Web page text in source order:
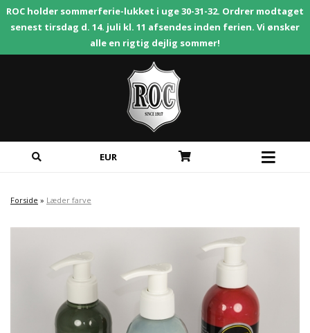
ROC holder sommerferie-lukket i uge 30-31-32. Ordrer modtaget
senest tirsdag d. 14. juli kl. 11 afsendes inden ferien. Vi ønsker
alle en rigtig dejlig sommer!
EUR
Forside » Læder farve